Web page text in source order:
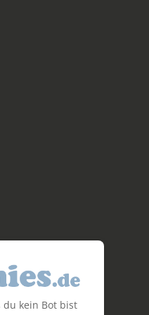
du kein Bot bist